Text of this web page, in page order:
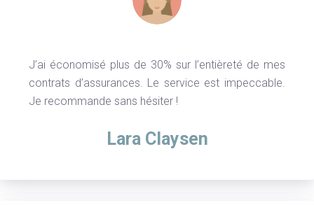
J’ai économisé plus de 30% sur l’entièreté de mes
contrats d’assurances. Le service est impeccable.
Je recommande sans hésiter !
Lara Claysen